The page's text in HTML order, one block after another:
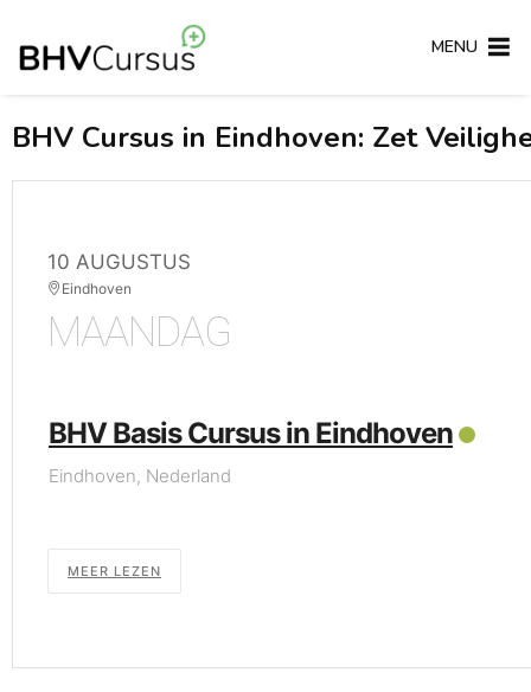
MENU
BHV Cursus in Eindhoven: Zet
10 AUGUSTUS
Eindhoven
MAANDAG
BHV Basis Cursus in Eindhoven
Eindhoven, Nederland
MEER LEZEN